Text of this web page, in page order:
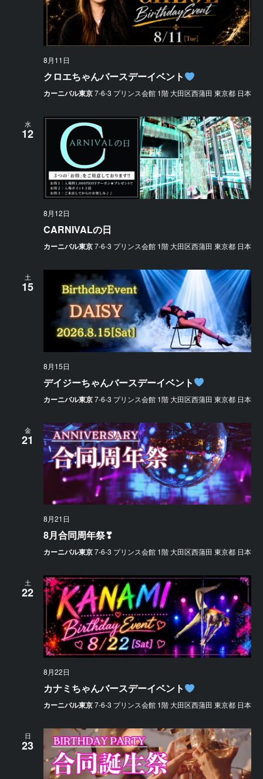
8月11日
クロエちゃんバースデーイベント
カーニバル東京7-6-3 プリンス会館 1階 大田区西蒲田 東京都 日本
水
12
8月12日
CARNIVALの日
カーニバル東京7-6-3 プリンス会館 1階 大田区西蒲田 東京都 日本
土
15
8月15日
デイジーちゃんバースデーイベント
カーニバル東京7-6-3 プリンス会館 1階 大田区西蒲田 東京都 日本
金
21
8月21日
8月合同周年祭❣
カーニバル東京7-6-3 プリンス会館 1階 大田区西蒲田 東京都 日本
土
22
8月22日
カナミちゃんバースデーイベント
カーニバル東京7-6-3 プリンス会館 1階 大田区西蒲田 東京都 日本
日
23